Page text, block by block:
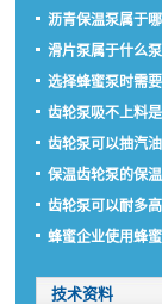
沥青保温泵属于
滑片泵属于什么
选择蜂蜜泵时需
齿轮泵吸不上料
齿轮泵可以抽汽
保温齿轮泵的保
齿轮泵可以耐多
蜂蜜企业使用蜂
技术资料